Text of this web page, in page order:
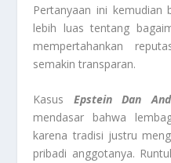
Pertanyaan ini kemudian
lebih luas tentang
mempertahankan
semakin transparan.
Kasus Epstein Dan
mendasar bahwa
karena tradisi justru
pribadi anggotanya.